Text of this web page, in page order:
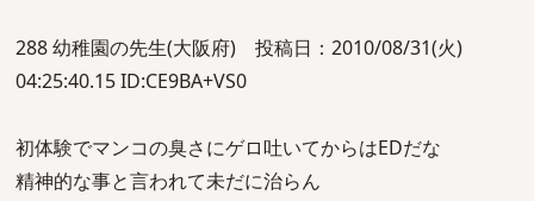
288 幼稚園の先生(大阪府) 投稿日：2010/08/31(火)
04:25:40.15 ID:CE9BA+VS0
初体験でマンコの臭さにゲロ吐いてからはEDだな
精神的な事と言われて未だに治らん